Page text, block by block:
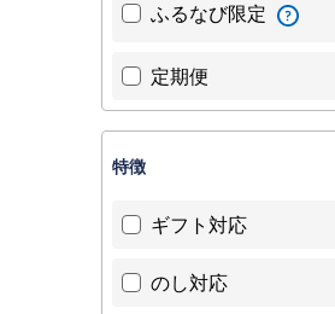
ふるなび限定
定期便
特徴
ギフト対応
のし対応